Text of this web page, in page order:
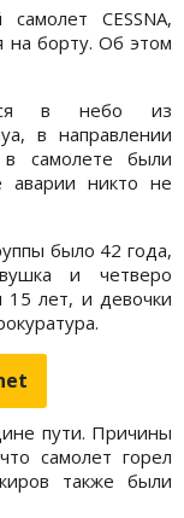
CESSNA,
на борту. Об этом
в небо из
в направлении
самолете были
аварии никто не
было 42 года,
и четверо
лет, и девочки
пути. Причины
самолет горел
также были